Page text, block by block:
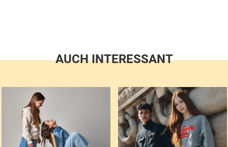
AUCH INTERESSANT